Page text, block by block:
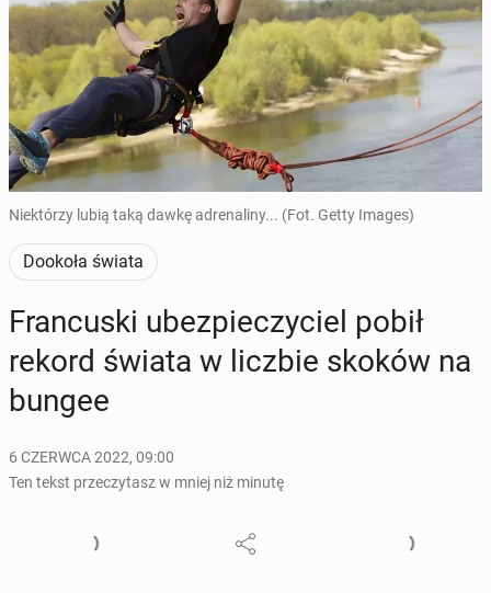
Niektórzy lubią taką dawkę adrenaliny... (Fot. Getty Images)
Dookoła świata
Fran­cu­ski ubez­pie­czy­ciel pobił
rekord świata w liczbie skoków na
bungee
6 CZERWCA 2022, 09:00
Ten tekst przeczytasz w mniej niż minutę